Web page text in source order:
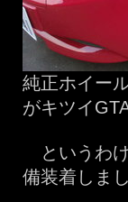
純正ホイー
がキツイ
というわ
備装着しま